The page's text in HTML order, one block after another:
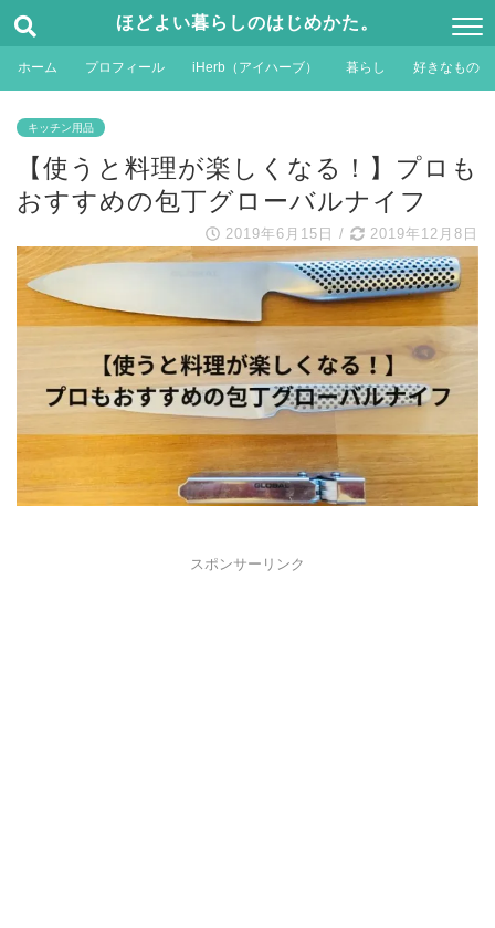
ほどよい暮らしのはじめかた。
ホーム プロフィール iHerb（アイハーブ） 暮らし 好きなもの
キッチン用品
【使うと料理が楽しくなる！】プロも
おすすめの包丁グローバルナイフ
2019年6月15日 / 2019年12月8日
スポンサーリンク